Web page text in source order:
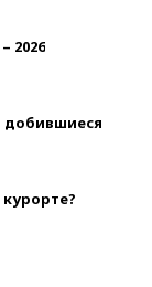
2026
добившиеся